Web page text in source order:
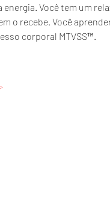
energia. Você tem um
o recebe. Você
corporal MTVSS™.